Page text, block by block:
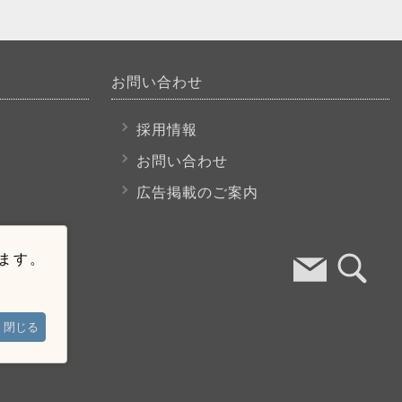
。
閉じる
お問い合わせ
採用情報
お問い合わせ
広告掲載のご案内